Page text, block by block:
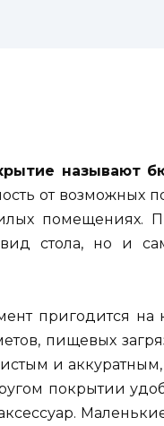
называют
от возможных
помещениях.
стола, но и
пригодится на
пищевых
и
покрытии